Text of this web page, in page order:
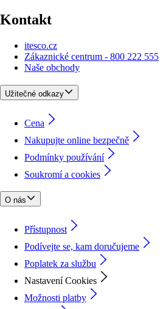
Kontakt
itesco.cz
Zákaznické centrum - 800 222 555
Naše obchody
Užitečné odkazy
Cena
Nakupujte online bezpečně
Podmínky používání
Soukromí a cookies
O nás
Přístupnost
Podívejte se, kam doručujeme
Poplatek za službu
Nastavení Cookies
Možnosti platby